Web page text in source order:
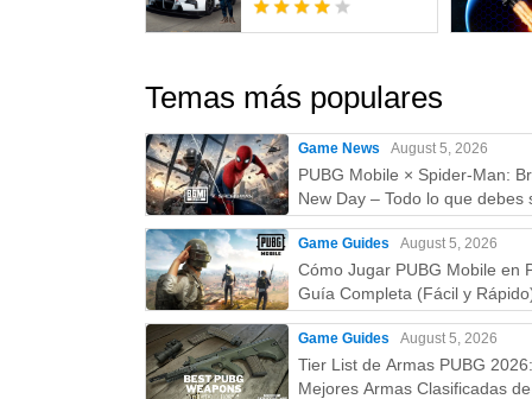
Temas más populares
Game News August 5, 2026
PUBG Mobile × Spider-Man:
New Day – Todo lo que debes
skins, fecha, recompensas y
Game Guides August 5, 2026
Cómo Jugar PUBG Mobile en
Guía Completa (Fácil y
Game Guides August 5, 2026
Tier List de Armas PUBG
Mejores Armas Clasificadas de